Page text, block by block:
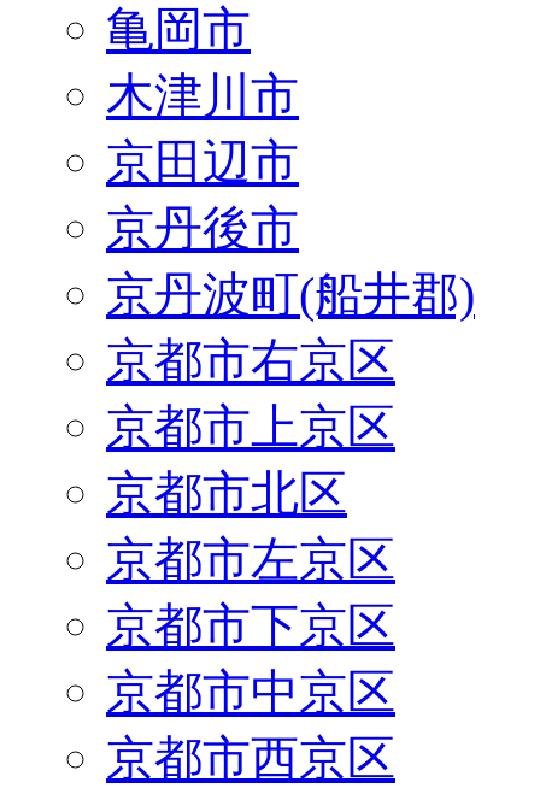
亀岡市
木津川市
京田辺市
京丹後市
京丹波町(船井郡)
京都市右京区
京都市上京区
京都市北区
京都市左京区
京都市下京区
京都市中京区
京都市西京区